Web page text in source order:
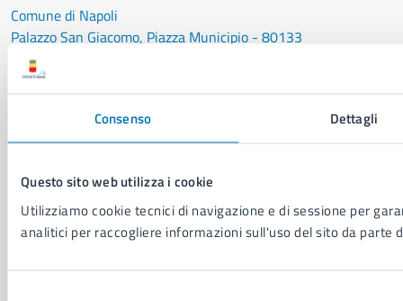
Consenso Dettagli
Questo sito web utilizza i cookie
Utilizziamo cookie tecnici di navigazione e di sessione per
analitici per raccogliere informazioni sull'uso del sito da parte
Comune di Napoli
Palazzo San Giacomo, Piazza Municipio - 80133
P. IVA: 01207650639
LEI: 8156007FF4DEB97ABA09
PEC:urp@pec.comune.napoli.it
Centralino unico:0817951111
Leggi le FAQ